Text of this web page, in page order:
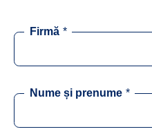
Firmă *
Nume și prenume *